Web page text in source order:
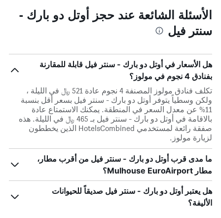
الأسئلة الشائعة عند حجز أوتل دو بارك -
سنتر فيل
هل الأسعار في أوتل دو بارك - سنتر فيل قابلة للمقارنة
بفنادق 4 نجوم في مولوز؟
تكلف فنادق مولوز المصنفة 4 نجوم عادة 521 ﷼ في الليلة ،
ولكن وسطياً يتوفر أوتل دو بارك - سنتر فيل بسعر أقل بنسبة
11% عن معدل السعر في المنطقة. يمكنك الاستمتاع عادة
بالاقامة في أوتل دو بارك - سنتر فيل بـ 465 ﷼ في الليلة. هذه
صفقة رائعة لمستخدمي HotelsCombined الذين يخططون
لزيارة مولوز.
ما مدى قرب أوتل دو بارك - سنتر فيل من أقرب مطار،
مطار Mulhouse EuroAirport؟
هل يعتبر أوتل دو بارك - سنتر فيل صديقاً للحيوانات
الأليفة؟